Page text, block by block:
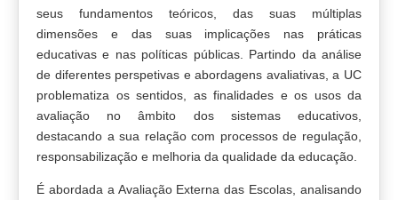
seus fundamentos teóricos, das suas múltiplas
dimensões e das suas implicações nas práticas
educativas e nas políticas públicas. Partindo da análise
de diferentes perspetivas e abordagens avaliativas, a UC
problematiza os sentidos, as finalidades e os usos da
avaliação no âmbito dos sistemas educativos,
destacando a sua relação com processos de regulação,
responsabilização e melhoria da qualidade da educação.
É abordada a Avaliação Externa das Escolas, analisando